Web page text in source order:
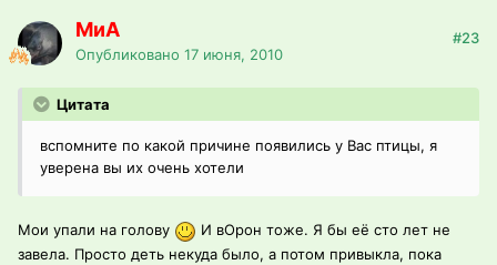
МиА
Опубликовано 17 июня, 2010
#23
Цитата
вспомните по какой причине появились у Вас птицы, я
уверена вы их очень хотели
Мои упали на голову
И вОрон тоже. Я бы её сто лет не
завела. Просто деть некуда было, а потом привыкла, пока